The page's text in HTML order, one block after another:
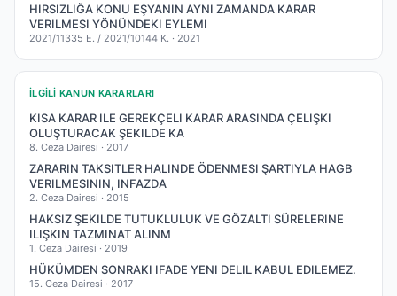
HIRSIZLIĞA KONU EŞYANIN AYNI ZAMANDA KARAR
VERILMESI YÖNÜNDEKI EYLEMI
2021/11335 E. / 2021/10144 K. · 2021
İLGILI KANUN KARARLARI
KISA KARAR ILE GEREKÇELI KARAR ARASINDA ÇELIŞKI
OLUŞTURACAK ŞEKILDE KA
8. Ceza Dairesi · 2017
ZARARIN TAKSITLER HALINDE ÖDENMESI ŞARTIYLA HAGB
VERILMESININ, INFAZDA
2. Ceza Dairesi · 2015
HAKSIZ ŞEKILDE TUTUKLULUK VE GÖZALTI SÜRELERINE
ILIŞKIN TAZMINAT ALINM
1. Ceza Dairesi · 2019
HÜKÜMDEN SONRAKI IFADE YENI DELIL KABUL EDILEMEZ.
15. Ceza Dairesi · 2017